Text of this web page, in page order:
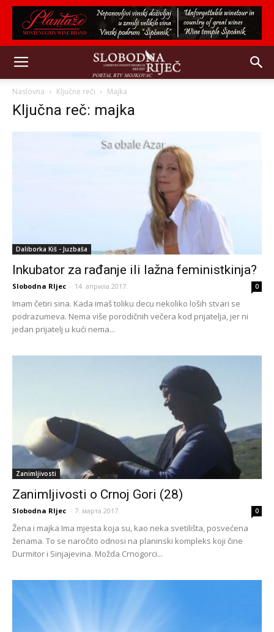
Naslovna Ključne reči Majka
Ključna reč: majka
Daliborka Kiš - Juzbaša
Inkubator za rađanje ili lažna feministkinja?
Slobodna RIjec - 14. априла 2017. 0
Imam četiri sina. Kada imaš toliku decu nekoliko loših stvari se
podrazumeva. Nema više porodičnih večera kod prijatelja, jer ni
jedan prijatelj u kući nema...
Zanimljivosti
Zanimljivosti o Crnoj Gori (28)
Slobodna RIjec - 7. марта 2017. 0
Žena i majka Ima mjesta koja su, kao neka svetilišta, posvećena
ženama. To se naročito odnosi na planinski kompleks koji čine
Durmitor i Sinjajevina. Možda Crnogorci...